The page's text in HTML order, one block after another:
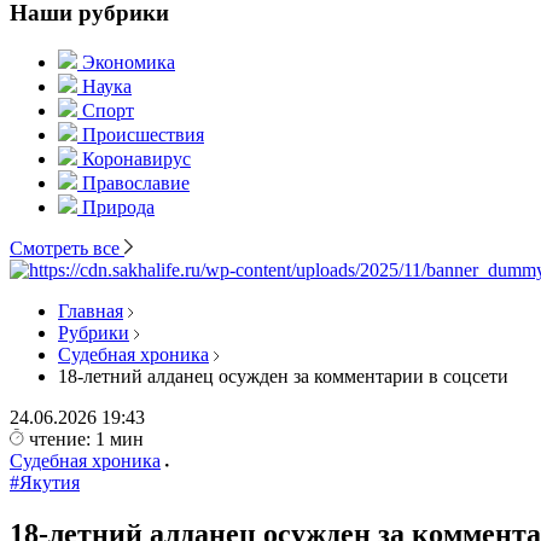
Наши рубрики
Экономика
Наука
Спорт
Происшествия
Коронавирус
Православие
Природа
Смотреть все
Главная
Рубрики
Судебная хроника
18-летний алданец осужден за комментарии в соцсети
24.06.2026 19:43
чтение: 1 мин
Судебная хроника
#Якутия
18-летний алданец осужден за